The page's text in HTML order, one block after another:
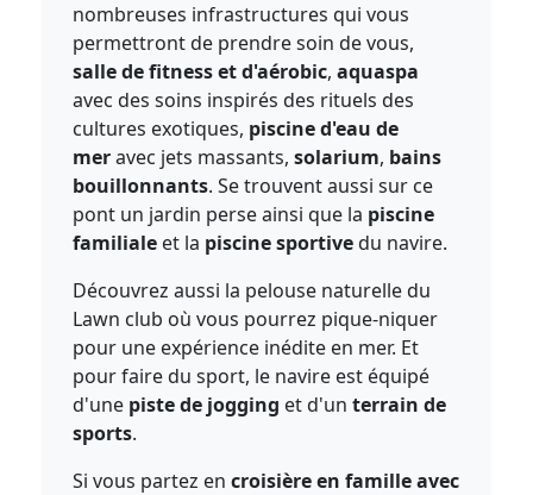
nombreuses infrastructures qui vous
permettront de prendre soin de vous,
salle de fitness et d'aérobic,aquaspa
avec des soins inspirés des rituels des
cultures exotiques, piscine d'eau de
meravec jets massants,solarium, bains
bouillonnants. Se trouvent aussi sur ce
pont un jardin perse ainsi que la piscine
familiale et la piscine sportivedu navire.
Découvrez aussi la pelouse naturelle du
Lawn club où vous pourrez pique-niquer
pour une expérience inédite en mer. Et
pour faire du sport, le navire est équipé
d'une piste de jogging et d'unterrain de
sports.
Si vous partez en croisière en famille avec